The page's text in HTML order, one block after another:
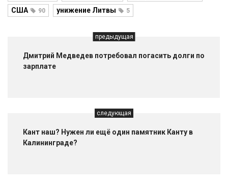
США 90 унижение Литвы 5
предыдущая
Дмитрий Медведев потребовал погасить долги по
зарплате
следующая
Кант наш? Нужен ли ещё один памятник Канту в
Калининграде?